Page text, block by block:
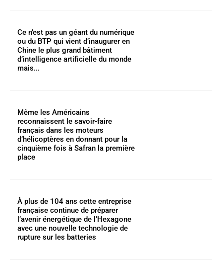
Ce n’est pas un géant du numérique
ou du BTP qui vient d’inaugurer en
Chine le plus grand bâtiment
d’intelligence artificielle du monde
mais...
Même les Américains
reconnaissent le savoir-faire
français dans les moteurs
d’hélicoptères en donnant pour la
cinquième fois à Safran la première
place
À plus de 104 ans cette entreprise
française continue de préparer
l’avenir énergétique de l’Hexagone
avec une nouvelle technologie de
rupture sur les batteries